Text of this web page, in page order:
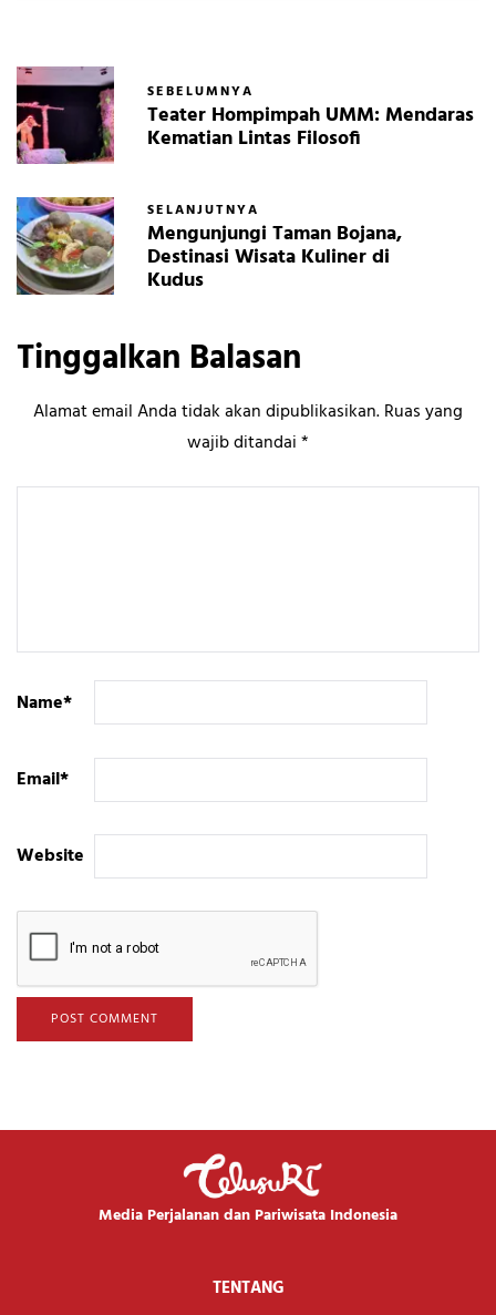
SEBELUMNYA
Teater Hompimpah UMM: Mendaras
Kematian Lintas Filosofi
SELANJUTNYA
Mengunjungi Taman Bojana,
Destinasi Wisata Kuliner di
Kudus
Tinggalkan Balasan
Alamat email Anda tidak akan dipublikasikan.Ruas yang
wajib ditandai*
Name*
Email*
Website
Media Perjalanan dan Pariwisata Indonesia
TENTANG